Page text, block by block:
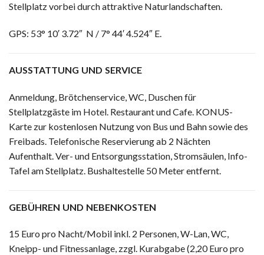
Stellplatz vorbei durch attraktive Naturlandschaften.
GPS: 53° 10′ 3.72″ N / 7° 44′ 4.524″ E.
AUSSTATTUNG UND SERVICE
Anmeldung, Brötchenservice, WC, Duschen für
Stellplatzgäste im Hotel. Restaurant und Cafe. KONUS-
Karte zur kostenlosen Nutzung von Bus und Bahn sowie des
Freibads. Telefonische Reservierung ab 2 Nächten
Aufenthalt. Ver- und Entsorgungsstation, Stromsäulen, Info-
Tafel am Stellplatz. Bushaltestelle 50 Meter entfernt.
GEBÜHREN UND NEBENKOSTEN
15 Euro pro Nacht/Mobil inkl. 2 Personen, W-Lan, WC,
Kneipp- und Fitnessanlage, zzgl. Kurabgabe (2,20 Euro pro